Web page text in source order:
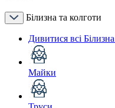
Білизна та колготи
Дивитися всі
Майки